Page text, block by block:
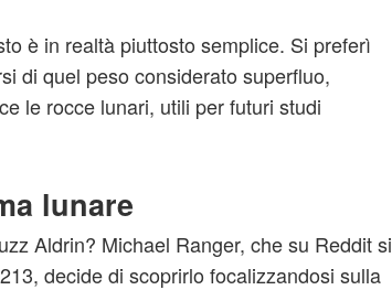
è in realtà piuttosto semplice. Si preferì
di quel peso considerato superfluo,
le rocce lunari, utili per futuri studi
lunare
Aldrin? Michael Ranger, che su Reddit si
decide di scoprirlo focalizzandosi sulla